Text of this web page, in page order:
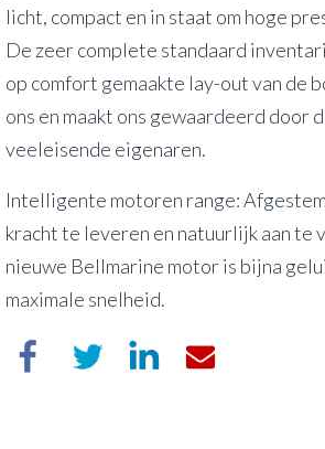
licht, compact en in staat om hoge
De zeer complete standaard
op comfort gemaakte lay-out van de
ons en maakt ons gewaardeerd door
veeleisende eigenaren.
Intelligente motoren range:
kracht te leveren en natuurlijk aan te
nieuwe Bellmarine motor is bijna
maximale snelheid.